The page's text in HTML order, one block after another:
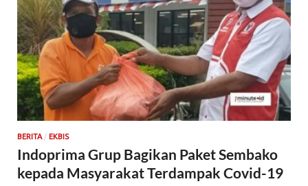
BERITA/ EKBIS
Indoprima Grup Bagikan Paket Sembako
kepada Masyarakat Terdampak Covid-19